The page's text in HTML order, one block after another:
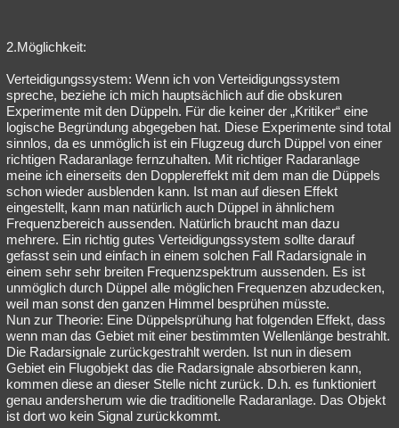
2.Möglichkeit:
Verteidigungssystem: Wenn ich von Verteidigungssystem
spreche, beziehe ich mich hauptsächlich auf die obskuren
Experimente mit den Düppeln. Für die keiner der „Kritiker“ eine
logische Begründung abgegeben hat. Diese Experimente sind total
sinnlos, da es unmöglich ist ein Flugzeug durch Düppel von einer
richtigen Radaranlage fernzuhalten. Mit richtiger Radaranlage
meine ich einerseits den Dopplereffekt mit dem man die Düppels
schon wieder ausblenden kann. Ist man auf diesen Effekt
eingestellt, kann man natürlich auch Düppel in ähnlichem
Frequenzbereich aussenden. Natürlich braucht man dazu
mehrere. Ein richtig gutes Verteidigungssystem sollte darauf
gefasst sein und einfach in einem solchen Fall Radarsignale in
einem sehr sehr breiten Frequenzspektrum aussenden. Es ist
unmöglich durch Düppel alle möglichen Frequenzen abzudecken,
weil man sonst den ganzen Himmel besprühen müsste.
Nun zur Theorie: Eine Düppelsprühung hat folgenden Effekt, dass
wenn man das Gebiet mit einer bestimmten Wellenlänge bestrahlt.
Die Radarsignale zurückgestrahlt werden. Ist nun in diesem
Gebiet ein Flugobjekt das die Radarsignale absorbieren kann,
kommen diese an dieser Stelle nicht zurück. D.h. es funktioniert
genau andersherum wie die traditionelle Radaranlage. Das Objekt
ist dort wo kein Signal zurückkommt.